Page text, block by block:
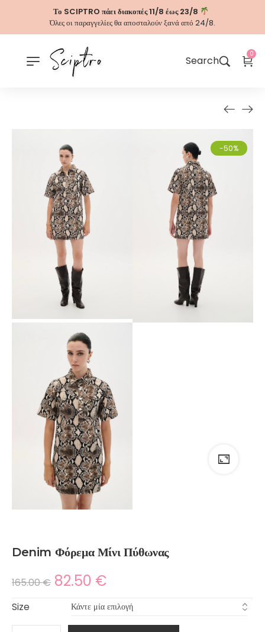
Το SCIPTRO πάει διακοπές 11/8 έως 23/8
Όλες οι παραγγελίες θα αποσταλούν ξανά από 24/8.
Search
0
-50%
Denim Φόρεμα Μίνι Πύθωνας
165.00€ 82.50 €
Size